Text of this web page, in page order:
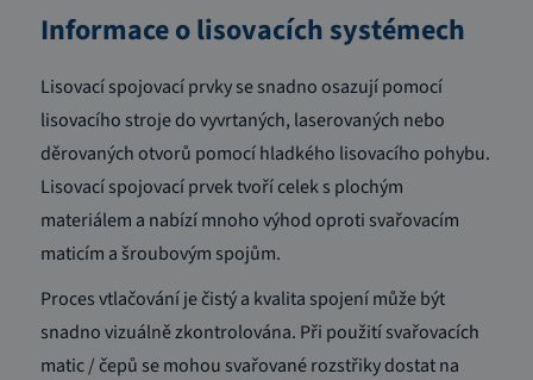
Informace o lisovacích systémech
Lisovací spojovací prvky se snadno osazují pomocí
lisovacího stroje do vyvrtaných, laserovaných nebo
děrovaných otvorů pomocí hladkého lisovacího pohybu.
Lisovací spojovací prvek tvoří celek s plochým
materiálem a nabízí mnoho výhod oproti svařovacím
maticím a šroubovým spojům.
Proces vtlačování je čistý a kvalita spojení může být
snadno vizuálně zkontrolována. Při použití svařovacích
matic / čepů se mohou svařované rozstřiky dostat na